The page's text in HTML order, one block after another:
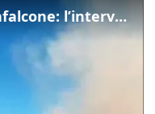
Incendio tra Duino e Monfalcone: l’intervento dei vigili del fuoco